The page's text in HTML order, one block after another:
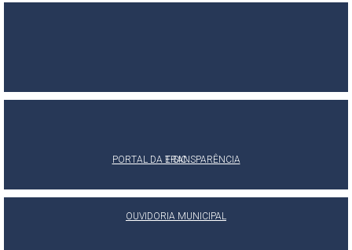
PORTAL DA TRANSPARÊNCIA
E-SIC
OUVIDORIA MUNICIPAL